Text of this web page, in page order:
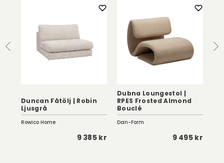
Duncan Fåtölj | Robin
Ljusgrå
Rowico Home
9 385 kr
Dubna Loungestol |
RPES Frosted Almond
Bouclé
Dan-Form
9 495 kr